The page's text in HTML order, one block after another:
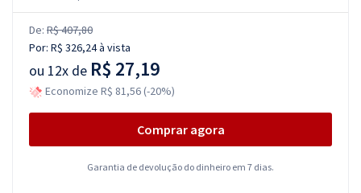
De: R$ 407,80
Por: R$ 326,24à vista
ou 12x de R$ 27,19
Economize R$ 81,56 (-20%)
Comprar agora
Garantia de devolução do dinheiro em 7 dias.